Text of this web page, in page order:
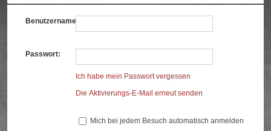
Benutzername:
Passwort:
Ich habe mein Passwort vergessen
Die Aktivierungs-E-Mail erneut senden
Mich bei jedem Besuch automatisch anmelden